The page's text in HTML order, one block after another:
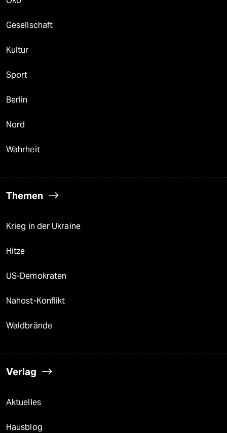
Gesellschaft
Kultur
Sport
Berlin
Nord
Wahrheit
Themen
Krieg in der Ukraine
Hitze
US-Demokraten
Nahost-Konflikt
Waldbrände
Verlag
Aktuelles
Hausblog